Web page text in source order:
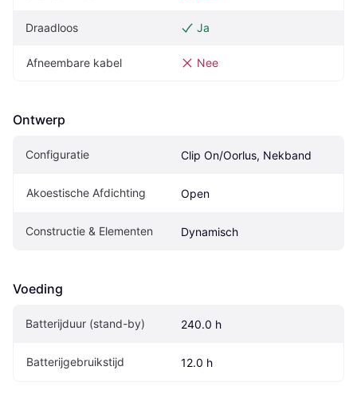
Draadloos Ja
Afneembare kabel Nee
Ontwerp
Configuratie Clip On/Oorlus, Nekband
Akoestische Afdichting Open
Constructie & Elementen Dynamisch
Voeding
Batterijduur (stand-by) 240.0 h
Batterijgebruikstijd 12.0 h